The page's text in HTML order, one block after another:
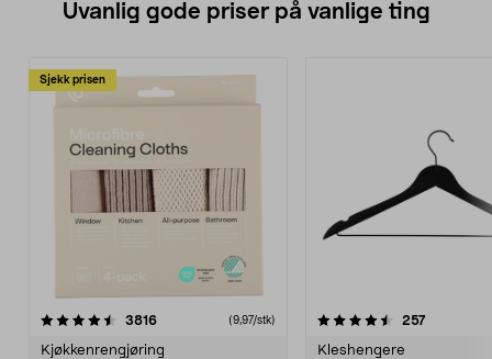
Uvanlig gode priser på vanlige ting
Sjekk prisen
3816anmeldelser(9,97/stk)
Kjøkkenrengjøring
4.5av 5 stjerner 257
Kleshengere
4.5av 5 stjerner